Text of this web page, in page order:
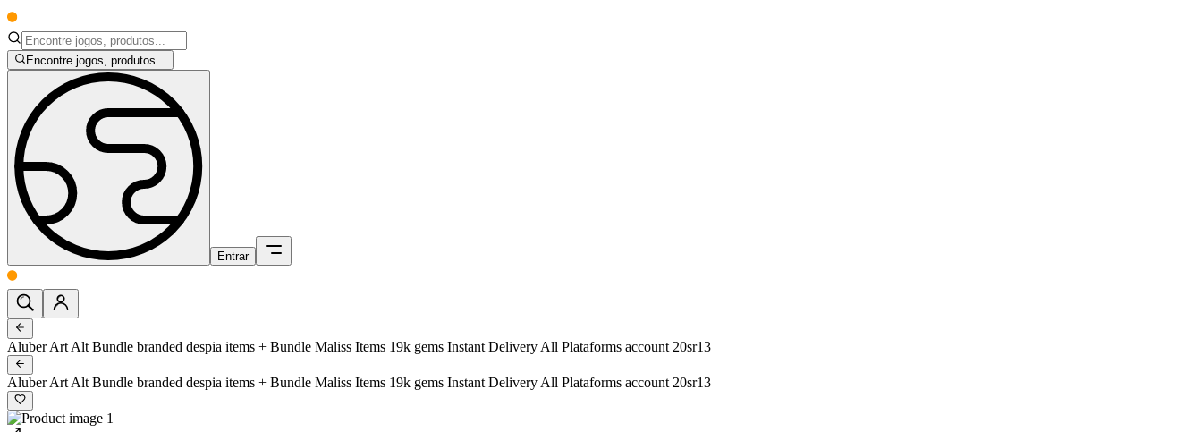
Encontre jogos, produtos...
Entrar
Aluber Art Alt Bundle branded despia items + Bundle Maliss Items 19k gems Instant Delivery All Plataforms account 20sr13
Aluber Art Alt Bundle branded despia items + Bundle Maliss Items 19k gems Instant Delivery All Plataforms account 20sr13